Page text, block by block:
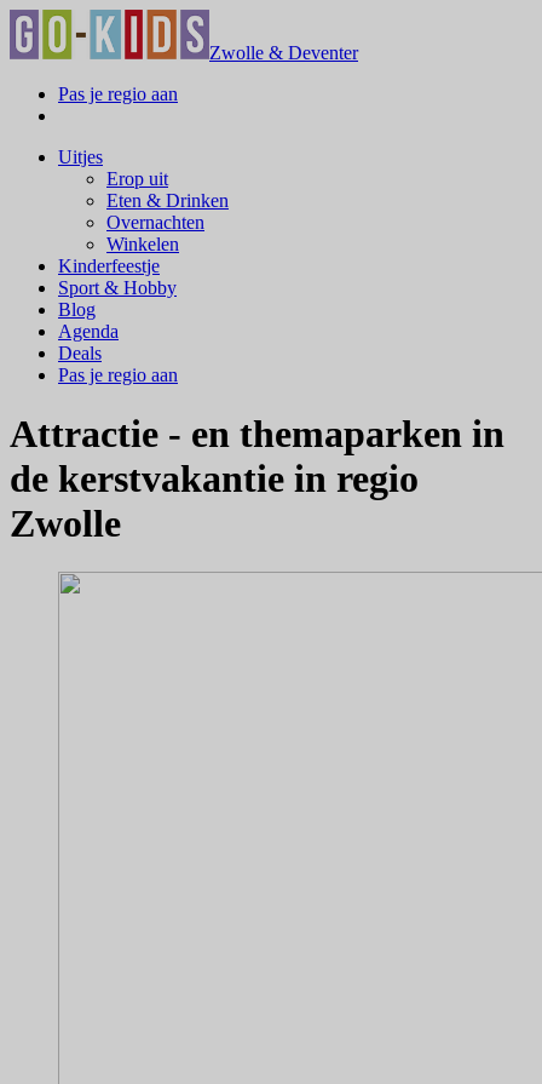
Zwolle & Deventer
Pas je regio aan
Uitjes
Erop uit
Eten & Drinken
Overnachten
Winkelen
Kinderfeestje
Sport & Hobby
Blog
Agenda
Deals
Pas je regio aan
Attractie - en themaparken in
de kerstvakantie in regio
Zwolle